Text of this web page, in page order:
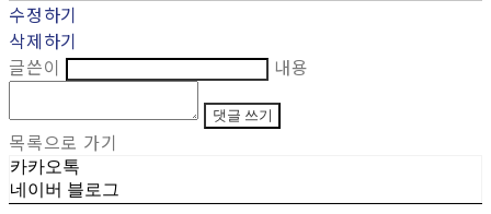
수정하기
삭제하기
글쓴이
내용
댓글 쓰기
목록으로 가기
카카오톡
네이버 블로그